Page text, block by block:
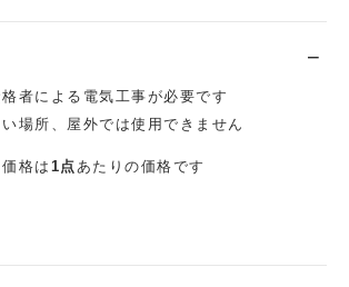
者による電気工事が必要です
場所、屋外では使用できません
格は 1点あたりの価格です